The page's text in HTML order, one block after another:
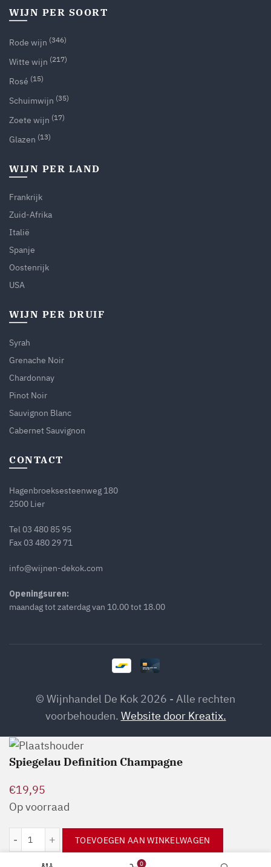
WIJN PER SOORT
Rode wijn (346)
Witte wijn (217)
Rosé (15)
Schuimwijn (35)
Zoete wijn (17)
Glazen (13)
WIJN PER LAND
Frankrijk
Zuid-Afrika
Italië
Spanje
Oostenrijk
USA
WIJN PER DRUIF
Syrah
Grenache Noir
Chardonnay
Pinot Noir
Sauvignon Blanc
Cabernet Sauvignon
CONTACT
Hagenbroeksesteenweg 180
2500 Lier
Tel 03 480 85 95
Fax 03 480 29 71
info@wijnen-dekok.com
Openingsuren:
maandag tot zaterdag van 10.00 tot 18.00
© Wijnhandel De Kok 2026 - Alle rechten
voorbehouden. Website door Kreatix.
0
Spiegelau Definition Champagne
€19,95
Op voorraad
TOEVOEGEN AAN WINKELWAGEN